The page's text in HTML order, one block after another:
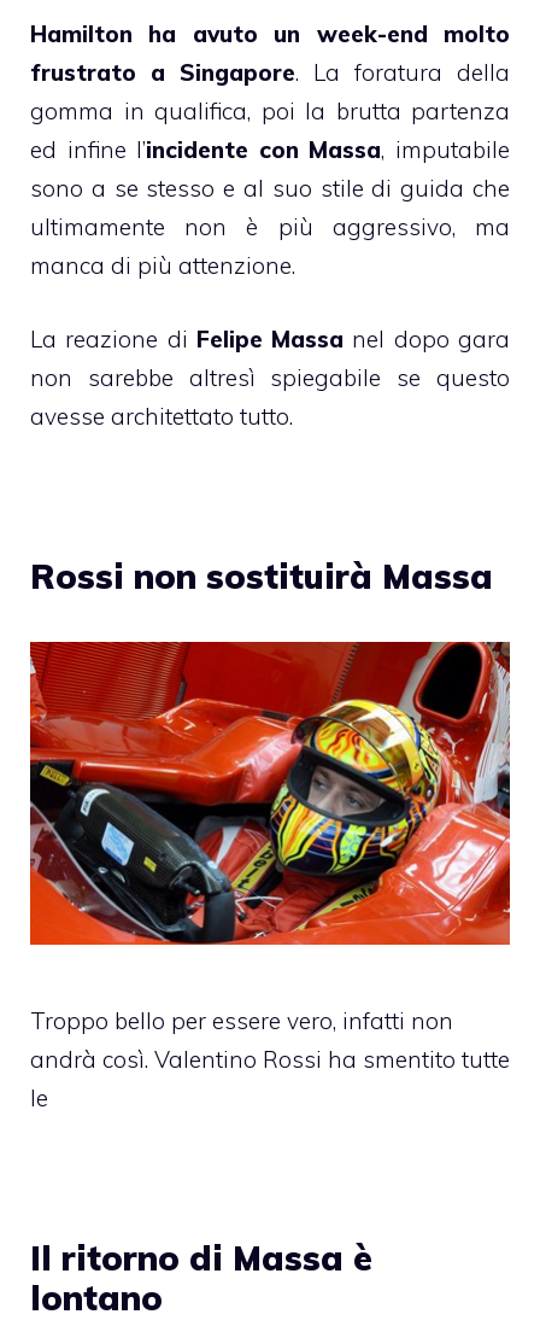
Hamilton ha avuto un week-end molto
frustrato a Singapore. La foratura della
gomma in qualifica, poi la brutta partenza
ed infine l’incidente con Massa, imputabile
sono a se stesso e al suo stile di guida che
ultimamente non è più aggressivo, ma
manca di più attenzione.
La reazione di Felipe Massa nel dopo gara
non sarebbe altresì spiegabile se questo
avesse architettato tutto.
Rossi non sostituirà Massa
Troppo bello per essere vero, infatti non
andrà così. Valentino Rossi ha smentito tutte
le
Il ritorno di Massa è
lontano